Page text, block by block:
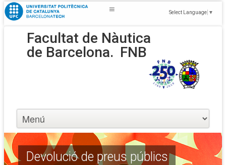
Select Language ▼
Facultat de Nàutica
de Barcelona. FNB
Devolució de preus públics